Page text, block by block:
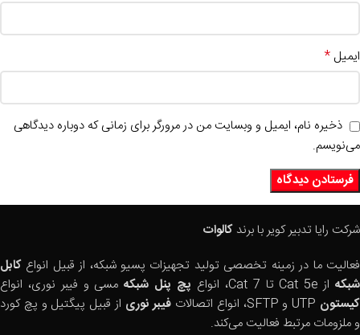
ایمیل *
ذخیره نام، ایمیل و وبسایت من در مرورگر برای زمانی که دوباره دیدگاهی
می‌نویسم.
شرکت رایا تدبیر کویر با برند کالوات
فعالیت ما در زمینه تخصصی تولید تجهیزات پسیو شبکه، از قبیل انواع کابل
شبکهاز Cat 5e تا Cat 7، انواع پچ پنل شبکهمسی و فیبر نوری، انواع
کیستون
فیبر نوری از قبیل پیگتیل و پچ کورد
و ملزومات مرتبط فعالیت می‌کند.